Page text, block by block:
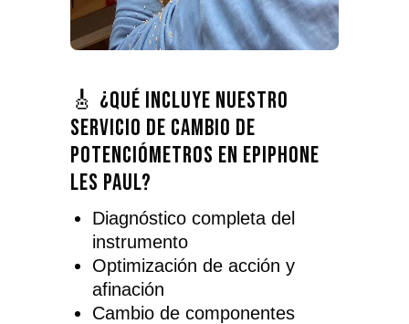
🎸 ¿Qué incluye nuestro
servicio de cambio de
potenciómetros en Epiphone
Les Paul?
Diagnóstico completa del
instrumento
Optimización de acción y
afinación
Cambio de componentes